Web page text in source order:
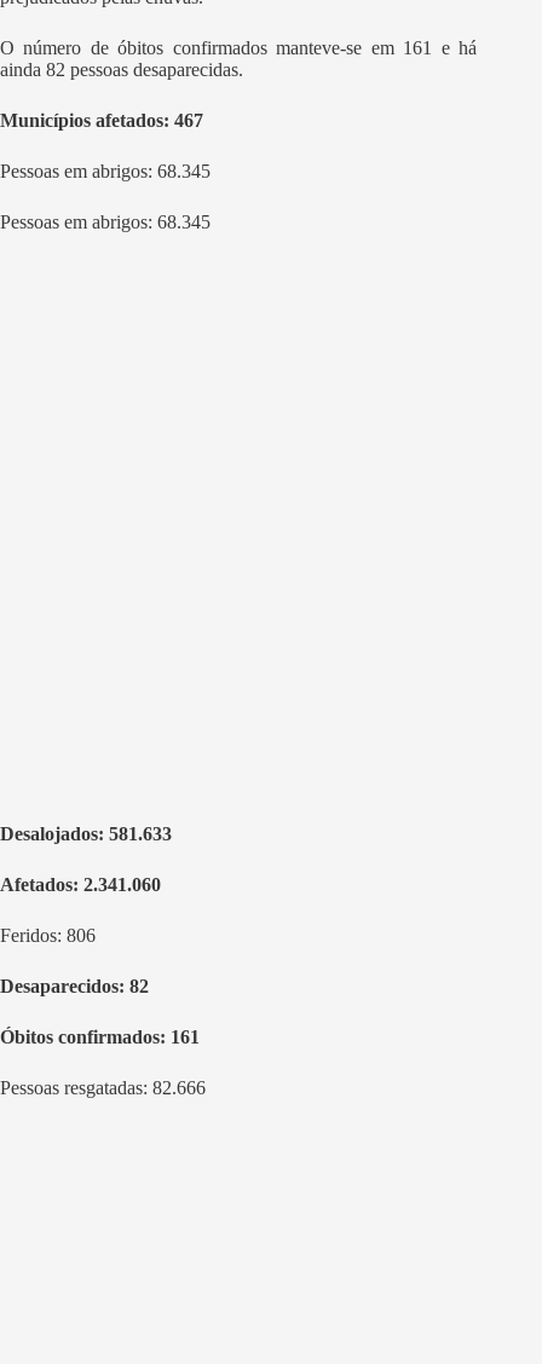
O número de óbitos confirmados manteve-se em 161 e há
ainda 82 pessoas desaparecidas.
Municípios afetados: 467
Pessoas em abrigos: 68.345
Pessoas em abrigos: 68.345
Desalojados: 581.633
Afetados: 2.341.060
Feridos: 806
Desaparecidos: 82
Óbitos confirmados: 161
Pessoas resgatadas: 82.666